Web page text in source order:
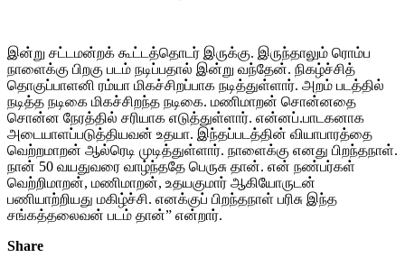
இன்று சட்டமன்றக் கூட்டத்தொடர் இருக்கு. இருந்தாலும் ரொம்ப
நாளைக்கு பிறகு படம் நடிப்பதால் இன்று வந்தேன். நிகழ்ச்சித்
தொகுப்பாளனி ரம்யா மிகச்சிறப்பாக நடித்துள்ளார். அறம் படத்தில்
நடித்த நடிகை மிகச்சிறந்த நடிகை. மணிமாறன் சொன்னதை
சொன்ன நேரத்தில் சரியாக எடுத்துள்ளார். என்னப்.பாடகனாக
அடையாளப்படுத்தியவன் உதயா. இந்தப்படத்தின் வியாபாரத்தை
வெற்றமாறன் ஆல்ரெடி முடித்துள்ளார். நாளைக்கு எனது பிறந்தநாள்.
நான் 50 வயதுவரை வாழ்ந்ததே பெருசு தான். என் நண்பர்கள்
வெற்றிமாறன், மணிமாறன், உதயகுமார் ஆகியோருடன்
பணியாற்றியது மகிழ்ச்சி. எனக்குப் பிறந்தநாள் பரிசு இந்த
சங்கத்தலைவன் படம் தான்” என்றார்.
Share